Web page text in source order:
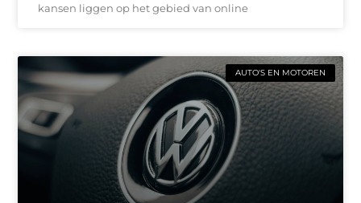
kansen liggen op het gebied van online
AUTO'S EN MOTOREN